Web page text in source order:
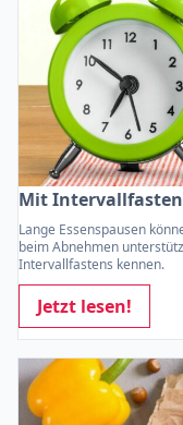
Mit
Lange Essenspausen
beim Abnehmen
Intervallfastens kennen.
Jetzt lesen!